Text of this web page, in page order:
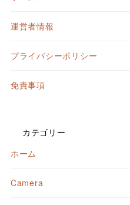
運営者情報
プライバシーポリシー
免責事項
カテゴリー
ホーム
Camera